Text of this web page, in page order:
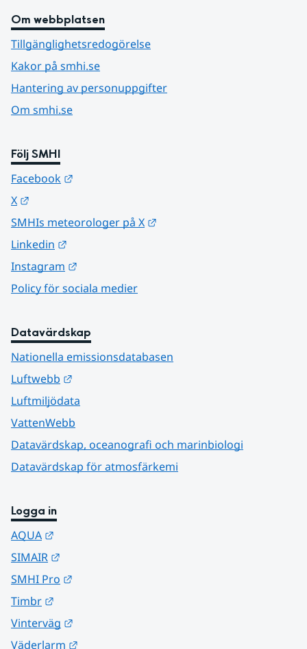
Om webbplatsen
Tillgänglighetsredogörelse
Kakor på smhi.se
Hantering av personuppgifter
Om smhi.se
Följ SMHI
Facebook
X
SMHIs meteorologer på X
Linkedin
Instagram
Policy för sociala medier
Datavärdskap
Nationella emissionsdatabasen
Luftwebb
Luftmiljödata
VattenWebb
Datavärdskap, oceanografi och marinbiologi
Datavärdskap för atmosfärkemi
Logga in
AQUA
SIMAIR
SMHI Pro
Timbr
Vinterväg
Väderlarm